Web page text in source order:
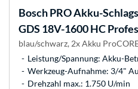
BoschPRO Akku-
GDS 18V-1600 HC
blau/schwarz, 2x Akku
Leistung/Spannung: Akku-
Werkzeug-Aufnahme: 3/4"
Drehzahl max.: 1.750 U/min